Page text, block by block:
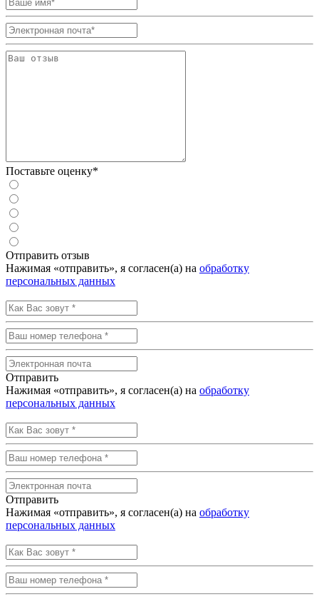
Поставьте оценку*
Отправить отзыв
Нажимая «отправить», я согласен(а) на обработку
персональных данных
Отправить
Нажимая «отправить», я согласен(а) на обработку
персональных данных
Отправить
Нажимая «отправить», я согласен(а) на обработку
персональных данных